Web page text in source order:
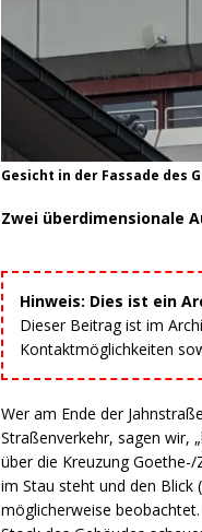
Gesicht in der Fassade des
Zwei überdimensionale
Hinweis: Dies ist ein
Dieser Beitrag ist im
Kontaktmöglichkeiten
Wer am Ende der
Straßenverkehr, sagen wir,
über die Kreuzung
im Stau steht und den Blick
möglicherweise